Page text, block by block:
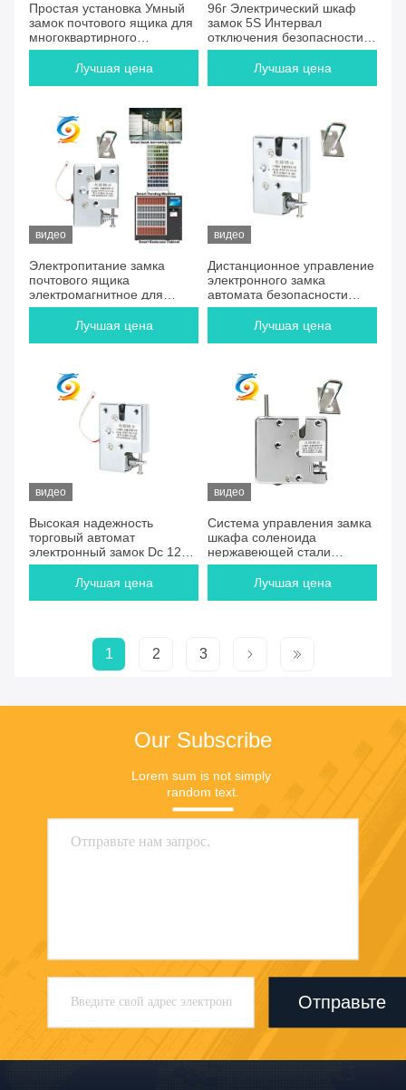
Простая установка Умный
замок почтового ящика для
многоквартирного
апартамента
Лучшая цена
96г Электрический шкаф
замок 5S Интервал
отключения безопасности
вашего пространства
Лучшая цена
видео
Электропитание замка
почтового ящика
электромагнитное для
умного FCC шкафчика
телефонаЛучшая цена
видео
Дистанционное управление
электронного замка
автомата безопасности
противоударное
Лучшая цена
видео
Высокая надежность
торговый автомат
электронный замок Dc 12v
Sus304
Лучшая цена
видео
Система управления замка
шкафа соленоида
нержавеющей стали
электронная
Лучшая цена
1 2 3
Our Subscribe
Lorem sum is not simply
random text.
Отправьте